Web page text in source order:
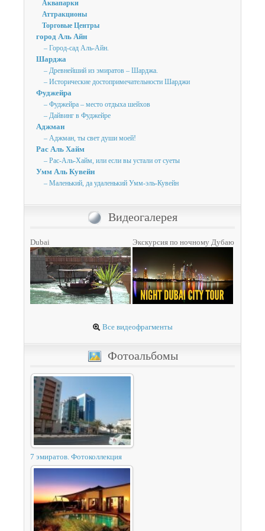
Аквапарки
Аттракционы
Торговые Центры
город Аль Айн
– Город-сад Аль-Айн.
Шарджа
– Древнейший из эмиратов – Шарджа.
– Исторические достопримечательности Шарджи
Фуджейра
– Фуджейра – место отдыха шейхов
– Дайвинг в Фуджейре
Аджман
– Аджман, ты свет души моей!
Рас Аль Хайм
– Рас-Аль-Хайм, или если вы устали от суеты
Умм Аль Кувейн
– Маленький, да удаленький Умм-эль-Кувейн
Видеогалерея
Dubai Экскурсия по ночному Дубаю
Все видеофрагменты
Фотоальбомы
7 эмиратов. Фотоколлекция